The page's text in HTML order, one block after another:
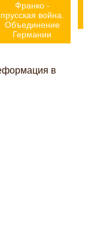
Франко -
прусская война.
Объединение
Германии
в